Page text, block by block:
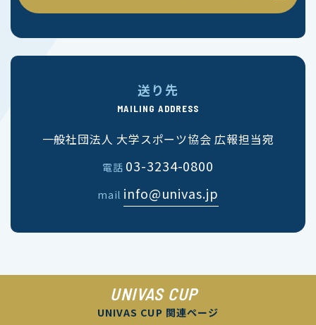
送り先
MAILING ADDRESS
一般社団法人 大学スポーツ協会 広報担当宛
電話 03-3234-0800
mail info@univas.jp
UNIVAS CUP
UNIVAS CUP 関連ページ